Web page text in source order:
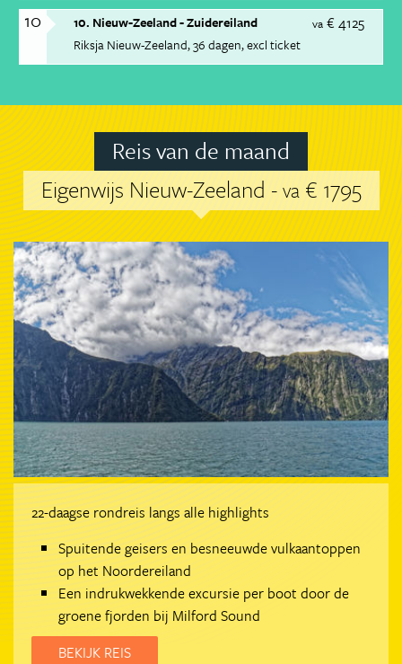
10 va € 4125
10. Nieuw-Zeeland - Zuidereiland
Riksja Nieuw-Zeeland 36 dagen excl ticket
Reis van de maand
Eigenwijs Nieuw-Zeeland -va€ 1795
22-daagse rondreis langs alle highlights
Spuitende geisers en besneeuwde vulkaantoppen
op het Noordereiland
Een indrukwekkende excursie per boot door de
groene fjorden bij Milford Sound
BEKIJK REIS